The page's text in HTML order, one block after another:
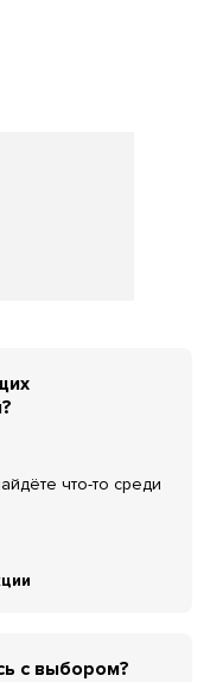
что-то среди
с выбором?